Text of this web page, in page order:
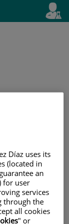
activo
es
Díaz uses its
(located in
an
for user
services
through the
all cookies
" or